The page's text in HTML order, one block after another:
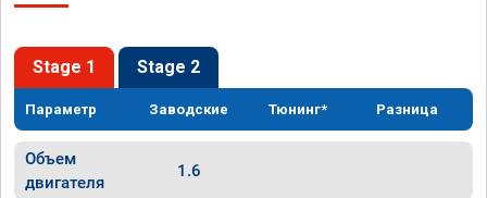
Stage 1 Stage 2
Параметр Заводские Тюнинг* Разница
Объем
двигателя
1.6